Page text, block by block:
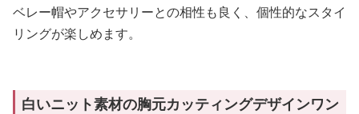
ベレー帽やアクセサリーとの相性も良く、個性的なスタイ
リングが楽しめます。
白いニット素材の胸元カッティングデザインワン